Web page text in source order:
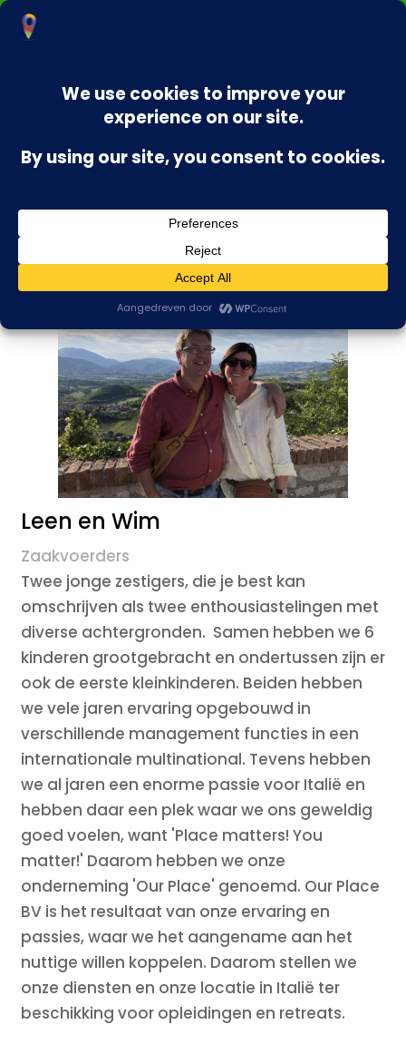
Wie zijn wij?
Leen en Wim
Zaakvoerders
Twee jonge zestigers, die je best kan
omschrijven als twee enthousiastelingen met
diverse achtergronden. Samen hebben we 6
kinderen grootgebracht en ondertussen zijn er
ook de eerste kleinkinderen. Beiden hebben
we vele jaren ervaring opgebouwd in
verschillende management functies in een
internationale multinational. Tevens hebben
we al jaren een enorme passie voor Italië en
hebben daar een plek waar we ons geweldig
goed voelen, want 'Place matters! You
matter!' Daarom hebben we onze
onderneming 'Our Place' genoemd. Our Place
BV is het resultaat van onze ervaring en
passies, waar we het aangename aan het
nuttige willen koppelen. Daarom stellen we
onze diensten en onze locatie in Italië ter
beschikking voor opleidingen en retreats.